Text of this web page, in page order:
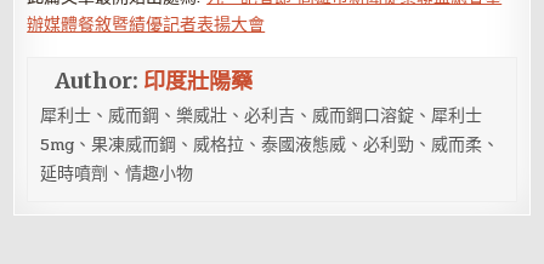
辦媒體餐敘暨績優記者表揚大會
Author: 印度壯陽藥
犀利士、威而鋼、樂威壯、必利吉、威而鋼口溶錠、犀利士
5mg、果凍威而鋼、威格拉、泰國液態威、必利勁、威而柔、
延時噴劑、情趣小物